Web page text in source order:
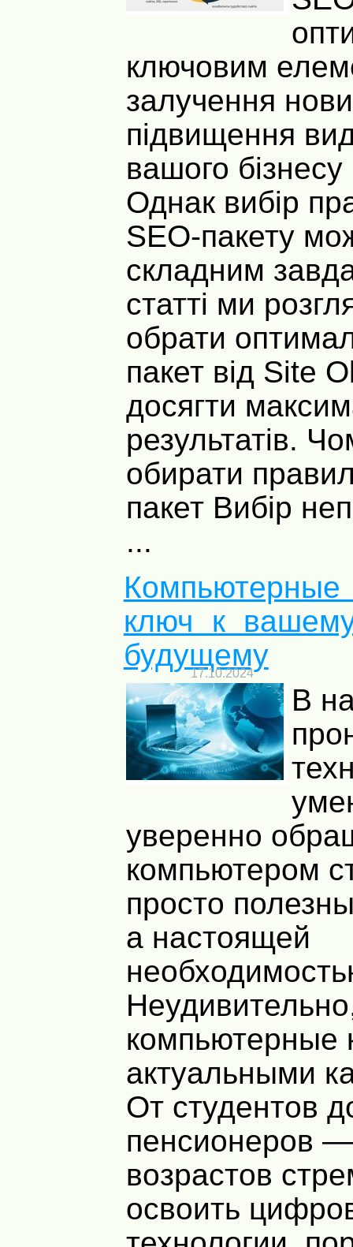
ключовим
залучення
підвищення
вашого бізнесу
Однак вибір
SEO-пакету
складним
статті ми
обрати
пакет від Site
досягти
результатів.
обирати
пакет Вибір
...
ключ к
будущему
17.10.2024
В
уверенно
компьютером
просто
а настоящей
компьютерные
актуальными
От студентов
пенсионеров
возрастов
освоить